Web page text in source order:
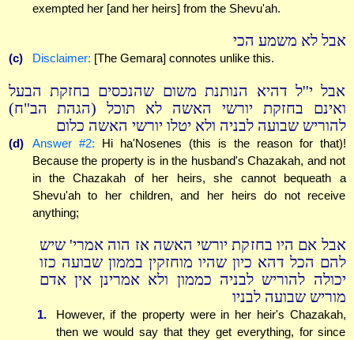
exempted her [and her heirs] from the Shevu'ah.
אבל לא משמע הכי
(c) Disclaimer: [The Gemara] connotes unlike this.
אבל י''ל דהיא הנותנת משום שהנכסים בחזקת הבעל
ואינם בחזקת יורשי האשה לא תוכל (הגהת הב"ח)
להוריש שבועה לבניה ולא יטלו יורשי האשה כלום
(d) Answer #2: Hi ha'Nosenes (this is the reason for that)!
Because the property is in the husband's Chazakah, and not
in the Chazakah of her heirs, she cannot bequeath a
Shevu'ah to her children, and her heirs do not receive
anything;
אבל אם היו בחזקת יורשי האשה אז הוה אמרי' שיש
להם הכל דהא כיון שהיו מוחזקין בממון שבועה כזו
יכולה להוריש לבניה כממון ולא אמרינן אין אדם
מוריש שבועה לבניו
1.
However, if the property were in her heir's Chazakah,
then we would say that they get everything, for since